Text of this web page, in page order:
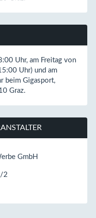
Uhr, am Freitag von
Uhr) und am
beim Gigasport,
Graz.
GmbH
2